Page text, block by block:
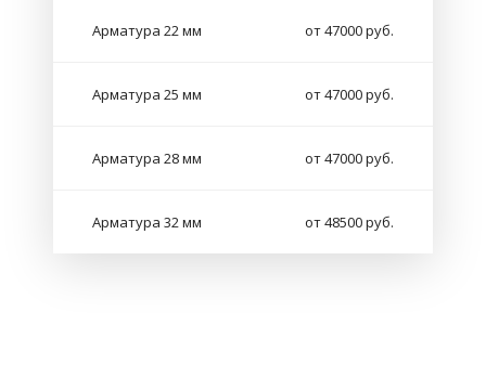
Арматура 22 мм от 47000 руб.
Арматура 25 мм от 47000 руб.
Арматура 28 мм от 47000 руб.
Арматура 32 мм от 48500 руб.